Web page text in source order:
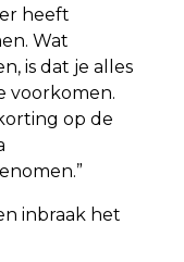
heeft
Wat
is dat je alles
voorkomen.
op de
inbraak het